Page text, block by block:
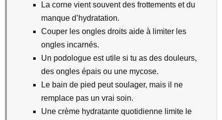
La corne vient souvent des frottements et du
manque d’hydratation.
Couper les ongles droits aide à limiter les
ongles incarnés.
Un podologue est utile si tu as des douleurs,
des ongles épais ou une mycose.
Le bain de pied peut soulager, mais il ne
remplace pas un vrai soin.
Une crème hydratante quotidienne limite le